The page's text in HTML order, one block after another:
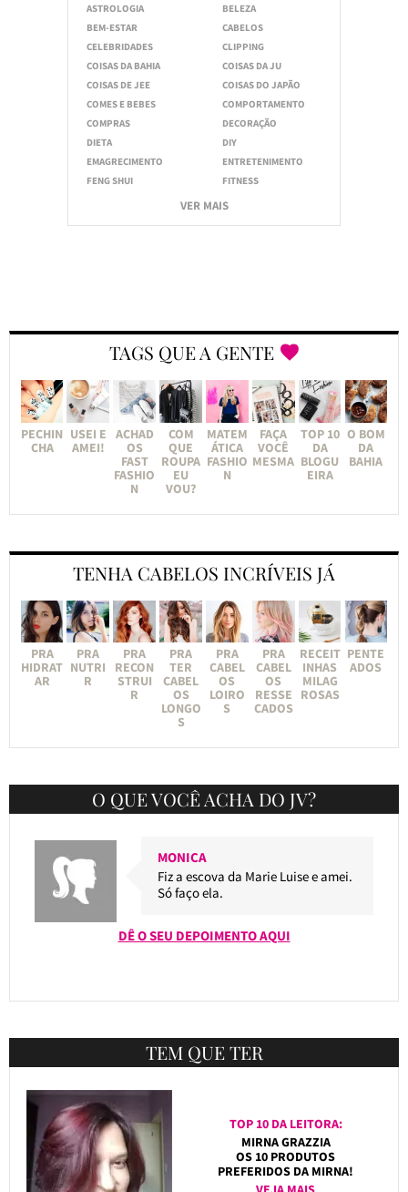
ASTROLOGIA
BELEZA
BEM-ESTAR
CABELOS
CELEBRIDADES
CLIPPING
COISAS DA BAHIA
COISAS DA JU
COISAS DE JEE
COISAS DO JAPÃO
COMES E BEBES
COMPORTAMENTO
COMPRAS
DECORAÇÃO
DIETA
DIY
EMAGRECIMENTO
ENTRETENIMENTO
FENG SHUI
FITNESS
VER MAIS
TAGS QUE A GENTE
PECHIN
CHA
USEI E
AMEI!
ACHAD
OS
FAST
FASHIO
N
COM
QUE
ROUPA
EU
VOU?
MATEM
ÁTICA
FASHIO
N
FAÇA
VOCÊ
MESMA
TOP 10
DA
BLOGU
EIRA
O BOM
DA
BAHIA
TENHA CABELOS INCRÍVEIS JÁ
PRA
HIDRAT
AR
PRA
NUTRI
R
PRA
RECON
STRUI
R
PRA
TER
CABEL
OS
LONGO
S
PRA
CABEL
OS
LOIRO
S
PRA
CABEL
OS
RESSE
CADOS
RECEIT
INHAS
MILAG
ROSAS
PENTE
ADOS
O QUE VOCÊ ACHA DO JV?
MONICA
Fiz a escova da Marie Luise e amei.
Só faço ela.
DÊ O SEU DEPOIMENTO AQUI
TEM QUE TER
TOP 10 DA LEITORA:
MIRNA GRAZZIA
OS 10 PRODUTOS
PREFERIDOS DA MIRNA!